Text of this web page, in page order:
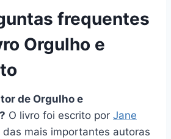
frequentes
Orgulho e
de Orgulho e
O livro foi escrito por Jane
das mais importantes autoras